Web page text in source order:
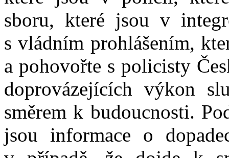
sboru, které jsou v
s vládním prohlášením,
a pohovořte s policisty
doprovázejících výkon
směrem k budoucnosti.
jsou informace o